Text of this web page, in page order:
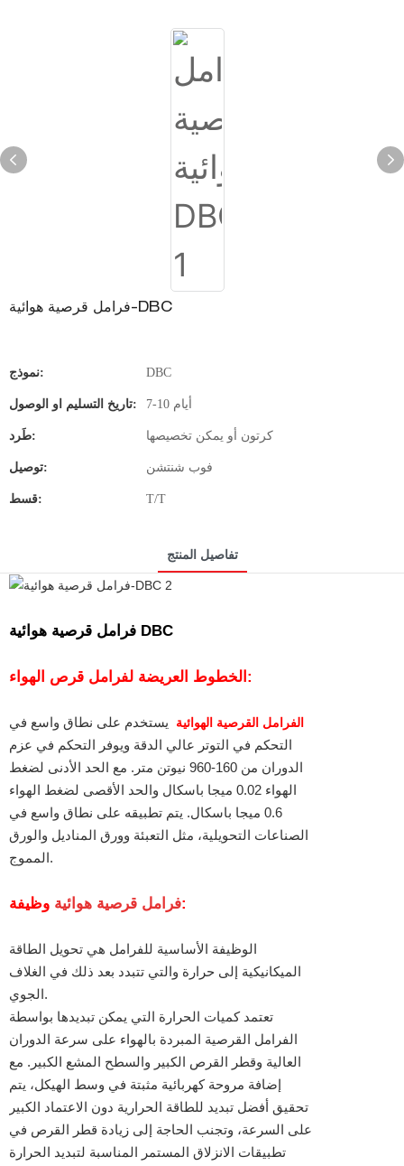
فرامل قرصية هوائية-DBC
نموذج: DBC
تاريخ التسليم او الوصول: 7-10 أيام
طَرد: كرتون أو يمكن تخصيصها
توصيل: فوب شنتشن
قسط: T/T
تفاصيل المنتج
فرامل قرصية هوائية DBC
الخطوط العريضة لفرامل قرص الهواء:
الفرامل القرصية الهوائية
يستخدم على نطاق واسع في
التحكم في التوتر عالي الدقة ويوفر التحكم في عزم
الدوران من 160-960 نيوتن متر. مع الحد الأدنى لضغط
الهواء 0.02 ميجا باسكال والحد الأقصى لضغط الهواء
0.6 ميجا باسكال. يتم تطبيقه على نطاق واسع في
الصناعات التحويلية، مثل التعبئة وورق المناديل والورق
المموج.
فرامل قرصية هوائيةوظيفة:
الوظيفة الأساسية للفرامل هي تحويل الطاقة
الميكانيكية إلى حرارة والتي تتبدد بعد ذلك في الغلاف
الجوي.
تعتمد كميات الحرارة التي يمكن تبديدها بواسطة
الفرامل القرصية المبردة بالهواء على سرعة الدوران
العالية وقطر القرص الكبير والسطح المشع الكبير. مع
إضافة مروحة كهربائية مثبتة في وسط الهيكل، يتم
تحقيق أفضل تبديد للطاقة الحرارية دون الاعتماد الكبير
على السرعة، وتجنب الحاجة إلى زيادة قطر القرص في
تطبيقات الانزلاق المستمر المناسبة لتبديد الحرارة